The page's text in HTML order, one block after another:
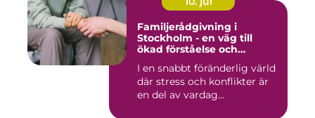
Familjerådgivning i
Stockholm - en väg till
ökad förståelse och
I en snabbt föränderlig värld
där stress och konflikter är
en del av vardag...